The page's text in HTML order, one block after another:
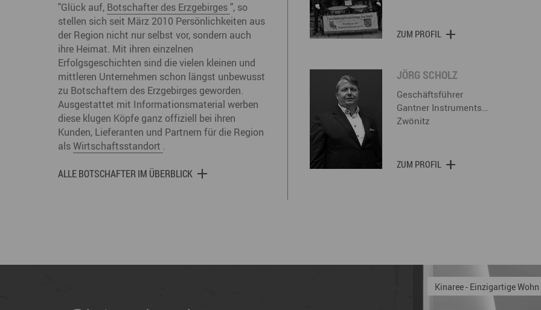
"Glück auf, Botschafter des Erzgebirges", so
stellen sich seit März 2010 Persönlichkeiten aus
der Region nicht nur selbst vor, sondern auch
ihre Heimat. Mit ihren einzelnen
Erfolgsgeschichten sind die vielen kleinen und
mittleren Unternehmen schon längst unbewusst
zu Botschaftern des Erzgebirges geworden.
Ausgestattet mit Informationsmaterial werben
diese klugen Köpfe ganz offiziell bei ihren
Kunden, Lieferanten und Partnern für die Region
alsWirtschaftsstandort .
ALLE BOTSCHAFTER IM ÜBERBLICK
ZUM PROFIL
JÖRG SCHOLZ
Geschäftsführer
Gantner Instruments…
Zwönitz
ZUM PROFIL
Lautergold Paul Schubert